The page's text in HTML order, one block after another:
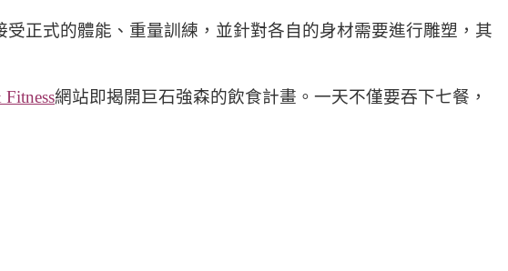
正式的體能、重量訓練，並針對各自的身材需要進行雕塑，其
網站即揭開巨石強森的飲食計畫。一天不僅要吞下七餐，